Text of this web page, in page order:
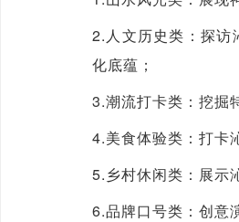
2.人文历史类：探访
化底蕴；
3.潮流打卡类：挖掘
4.美食体验类：打卡
5.乡村休闲类：展示
6.品牌口号类：创意